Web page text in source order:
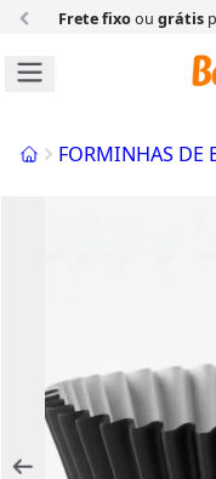
Frete fixoou grátis
InícioFORMINHAS DE